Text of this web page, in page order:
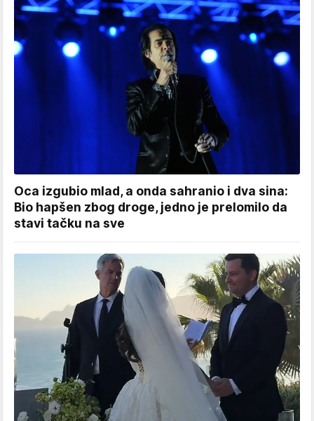
Oca izgubio mlad, a onda sahranio i dva sina:
Bio hapšen zbog droge, jedno je prelomilo da
stavi tačku na sve